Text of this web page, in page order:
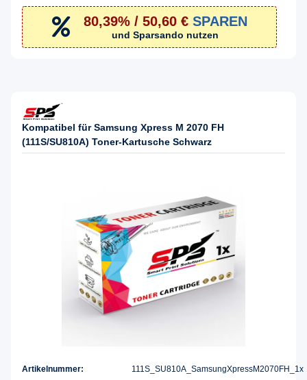
80,39% / 50,60 € SPAREN
und Sparsando nutzen
Kompatibel für Samsung Xpress M 2070 FH
(111S/SU810A) Toner-Kartusche Schwarz
Artikelnummer: 111S_SU810A_SamsungXpressM2070FH_1x